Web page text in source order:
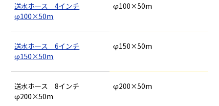
基礎工事・
コンクリート
仮説・バリケード
イベント設置・
バリケード（保安）
災害、台風対策
季節商材
解体・改修工事
送水ホース 4インチ
φ100×50m
φ100×50m
送水ホース 6インチ
φ150×50m
φ150×50m
送水ホース 8インチ
φ200×50m
φ200×50m